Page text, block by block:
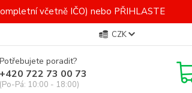
včetně IČO) nebo PŘIHLASTE
CZK
Potřebujete poradit?
+420 722 73 00 73
(Po-Pá: 10:00 - 18:00)